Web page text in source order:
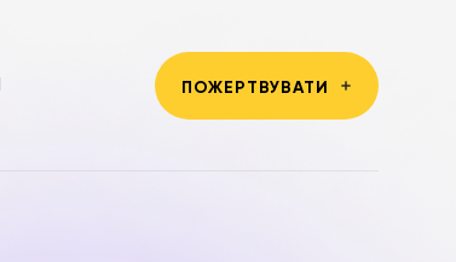
ПОЖЕРТВУВАТИ